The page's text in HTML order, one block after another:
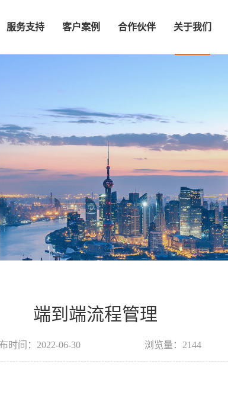
服务支持 客户案例 合作伙伴 关于我们
端到端流程管理
时间：2022-06-30 浏览量：2144